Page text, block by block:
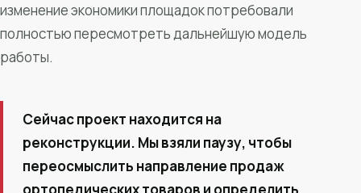
изменение экономики площадок потребовали
полностью пересмотреть дальнейшую модель
работы.
Сейчас проект находится на
реконструкции. Мы взяли паузу, чтобы
переосмыслить направление продаж